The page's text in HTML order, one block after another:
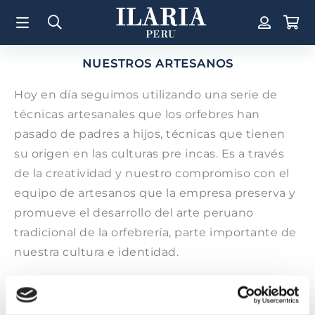
NUESTROS ARTESANOS
Hoy en día seguimos utilizando una serie de
técnicas artesanales que los orfebres han
pasado de padres a hijos, técnicas que tienen
su origen en las culturas pre incas. Es a través
de la creatividad y nuestro compromiso con el
equipo de artesanos que la empresa preserva y
promueve el desarrollo del arte peruano
tradicional de la orfebrería, parte importante de
nuestra cultura e identidad.
ILARIA-PERÚ capacita y emplea a más de 100
artesanos y orfebres, talladores de piedra y
TÉRMINOS MÁS BUSCADOS
1. Aretes
3. Collar
4.
Anillos
5. Perla
7.
Anillo
8. Corazon
9. Cruz